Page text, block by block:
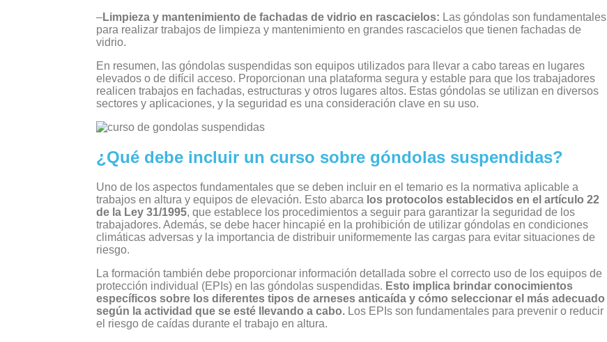
–Limpieza y mantenimiento de fachadas de vidrio en rascacielos: Las góndolas son fundamentales
para realizar trabajos de limpieza y mantenimiento en grandes rascacielos que tienen fachadas de
vidrio.
En resumen, las góndolas suspendidas son equipos utilizados para llevar a cabo tareas en lugares
elevados o de difícil acceso. Proporcionan una plataforma segura y estable para que los trabajadores
realicen trabajos en fachadas, estructuras y otros lugares altos. Estas góndolas se utilizan en diversos
sectores y aplicaciones, y la seguridad es una consideración clave en su uso.
¿Qué debe incluir un curso sobre góndolas suspendidas?
Uno de los aspectos fundamentales que se deben incluir en el temario es la normativa aplicable a
trabajos en altura y equipos de elevación. Esto abarca los protocolos establecidos en el artículo 22
de la Ley 31/1995, que establece los procedimientos a seguir para garantizar la seguridad de los
trabajadores. Además, se debe hacer hincapié en la prohibición de utilizar góndolas en condiciones
climáticas adversas y la importancia de distribuir uniformemente las cargas para evitar situaciones de
riesgo.
La formación también debe proporcionar información detallada sobre el correcto uso de los equipos de
protección individual (EPIs) en las góndolas suspendidas. Esto implica brindar conocimientos
específicos sobre los diferentes tipos de arneses anticaída y cómo seleccionar el más adecuado
según la actividad que se esté llevando a cabo. Los EPIs son fundamentales para prevenir o reducir
el riesgo de caídas durante el trabajo en altura.